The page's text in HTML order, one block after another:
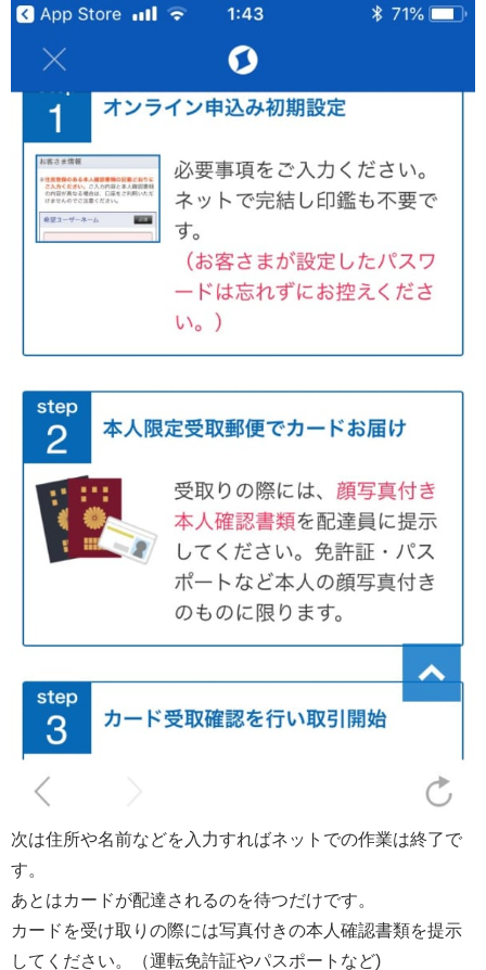
次は住所や名前などを入力すればネットでの作業は終了で
す。
あとはカードが配達されるのを待つだけです。
カードを受け取りの際には写真付きの本人確認書類を提示
してください。（運転免許証やパスポートなど)